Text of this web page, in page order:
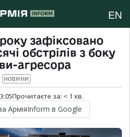
EN
зафіксовано
обстрілів з боку
агресора
НОВИНИ
Прочитаєте за: < 1 хв.
АрміяInform в Google